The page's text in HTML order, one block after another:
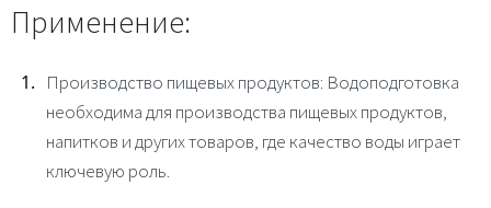
Применение:
Производство пищевых продуктов: Водоподготовка
необходима для производства пищевых продуктов,
напитков и других товаров, где качество воды играет
ключевую роль.